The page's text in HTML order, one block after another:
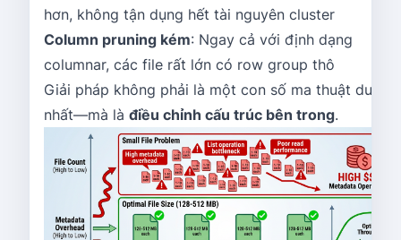
hơn, không tận dụng hết tài nguyên cluster
Column pruning kém: Ngay cả với định dạng
columnar, các file rất lớn có row group thô
Giải pháp không phải là một con số ma thuật duy
nhất—mà là điều chỉnh cấu trúc bên trong.